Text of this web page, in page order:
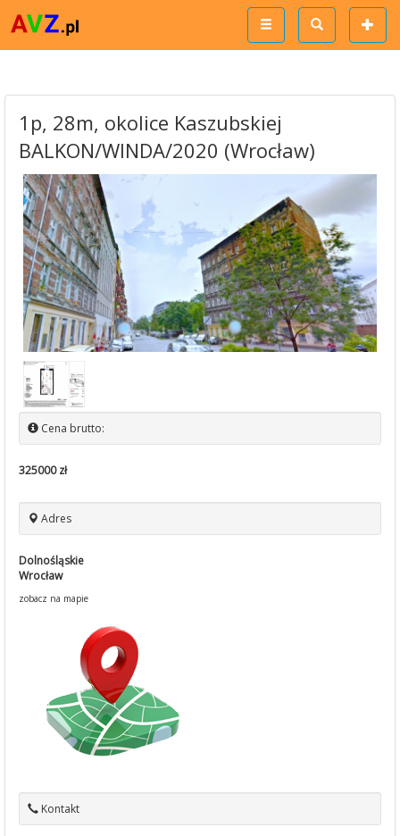
1p, 28m, okolice Kaszubskiej
BALKON/WINDA/2020 (Wrocław)
Cena brutto:
325000 zł
Adres
Dolnośląskie
Wrocław
zobacz na mapie
Kontakt